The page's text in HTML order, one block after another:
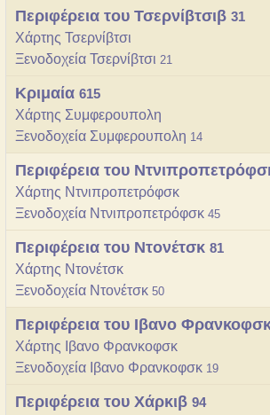
Περιφέρεια του Τσερνίβτσιβ 31
Χάρτης Τσερνίβτσι
Ξενοδοχεία Τσερνίβτσι 21
Κριμαία 615
Χάρτης Συμφερουπολη
Ξενοδοχεία Συμφερουπολη 14
Περιφέρεια του
Χάρτης Ντνιπροπετρόφσκ
Ξενοδοχεία Ντνιπροπετρόφσκ 45
Περιφέρεια του Ντονέτσκ 81
Χάρτης Ντονέτσκ
Ξενοδοχεία Ντονέτσκ 50
Περιφέρεια του Ιβανο
Χάρτης Ιβανο Φρανκοφσκ
Ξενοδοχεία Ιβανο Φρανκοφσκ 19
Περιφέρεια του Χάρκιβ 94